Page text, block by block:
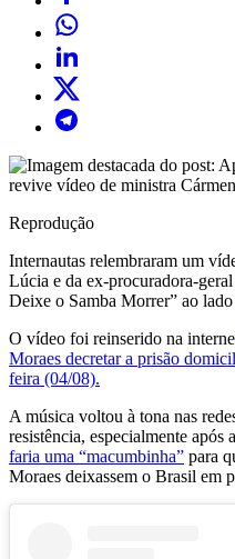
Reprodução
Internautas relembraram um
Lúcia e da ex-procuradora-
Deixe o Samba Morrer” ao
O vídeo foi reinserido na
Moraes decretar a prisão
feira (04/08).
A música voltou à tona nas
resistência, especialmente após
faria uma “macumbinha” para
Moraes deixassem o Brasil em